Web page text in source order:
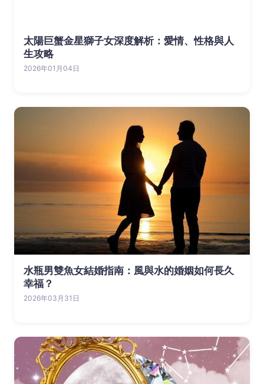
太陽巨蟹金星獅子女深度解析：愛情、性格與人
生攻略
2026年01月04日
水瓶男雙魚女結婚指南：風與水的婚姻如何長久
幸福？
2026年03月31日